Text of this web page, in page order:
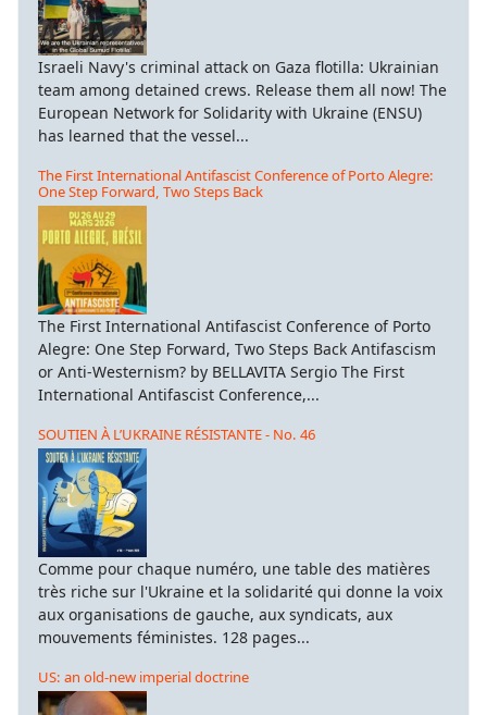
Israeli Navy's criminal attack on Gaza flotilla: Ukrainian
team among detained crews. Release them all now! The
European Network for Solidarity with Ukraine (ENSU)
has learned that the vessel...
The First International Antifascist Conference of Porto Alegre:
One Step Forward, Two Steps Back
The First International Antifascist Conference of Porto
Alegre: One Step Forward, Two Steps Back Antifascism
or Anti-Westernism? by BELLAVITA Sergio The First
International Antifascist Conference,...
SOUTIEN À L’UKRAINE RÉSISTANTE - No. 46
Comme pour chaque numéro, une table des matières
très riche sur l'Ukraine et la solidarité qui donne la voix
aux organisations de gauche, aux syndicats, aux
mouvements féministes. 128 pages...
US: an old-new imperial doctrine